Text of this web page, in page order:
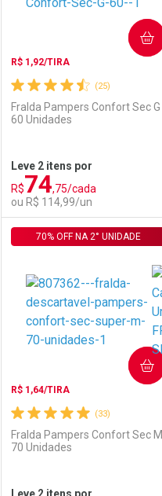
Comprar sem Desconto
Por R$ 55,89/cada
Comprar sem Desconto
Por R$ 55,89/cada
(25)
R$ 1,92/TIRA
Fralda Pampers Confort Sec G
60 Unidades
Leve 2 itens por
R$74,75/cada
ou R$ 114,99/un
COMPRAR
Laboratório
Por Menos
(33)
R$ 1,64/TIRA
Fralda Pampers Confort Sec M
70 Unidades
70% OFF NA 2° UNIDADE
COMPRAR